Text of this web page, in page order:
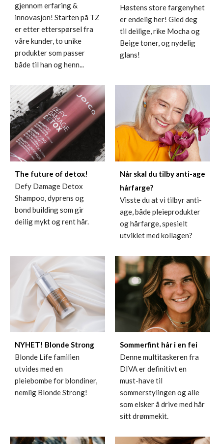
gjennom erfaring &
innovasjon! Starten på TZ
er etter etterspørsel fra
våre kunder, to unike
produkter som passer
både til han og henn...
Høstens store fargenyhet
er endelig her! Gled deg
til deilige, rike Mocha og
Beige toner, og nydelig
glans!
The future of detox!
Defy Damage Detox
Shampoo, dyprens og
bond building som gir
deilig mykt og rent hår.
Når skal du tilby anti-age
hårfarge?
Visste du at vi tilbyr anti-
age, både pleieprodukter
og hårfarge, spesielt
utviklet med kollagen?
NYHET! Blonde Strong
Blonde Life familien
utvides med en
pleiebombe for blondiner,
nemlig Blonde Strong!
Sommerfint hår i en fei
Denne multitaskeren fra
DIVA er definitivt en
must-have til
sommerstylingen og alle
som elsker å drive med hår
sitt drømmekit.